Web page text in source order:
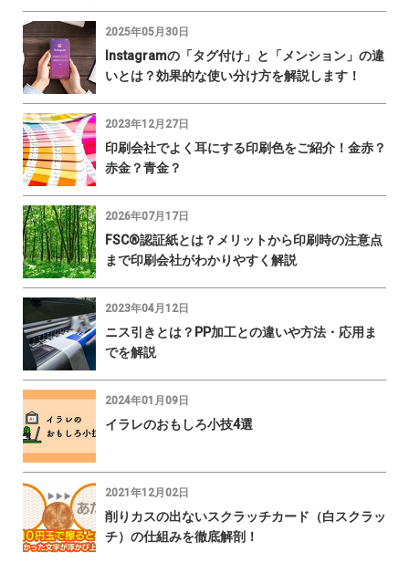
2025年05月30日
Instagramの「タグ付け」と「メンション」の違
いとは？効果的な使い分け方を解説します！
2023年12月27日
印刷会社でよく耳にする印刷色をご紹介！金赤？
赤金？青金？
2026年07月17日
FSC®認証紙とは？メリットから印刷時の注意点
まで印刷会社がわかりやすく解説
2023年04月12日
ニス引きとは？PP加工との違いや方法・応用ま
でを解説
2024年01月09日
イラレのおもしろ小技4選
2021年12月02日
削りカスの出ないスクラッチカード（白スクラッ
チ）の仕組みを徹底解剖！